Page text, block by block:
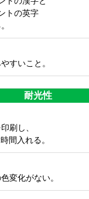
トの英字
すいこと。
耐光性
刷し、
間入れる。
変化がない。